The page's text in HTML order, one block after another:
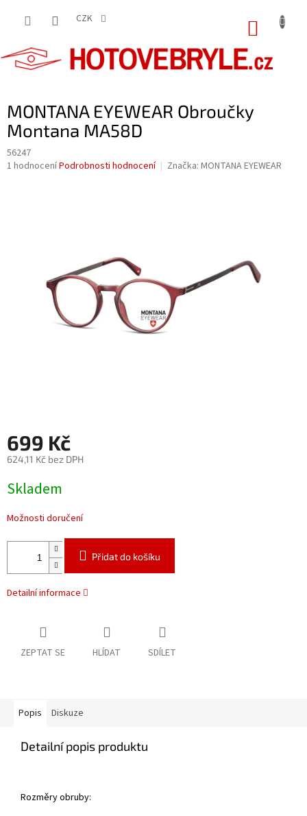
CZK
MONTANA EYEWEAR Obroučky
Montana MA58D
56247
Průměrné
1 hodnoceníPodrobnosti hodnocení Značka: MONTANA EYEWEAR
699 Kč
624,11 Kč bez DPH
cena:
Skladem
Možnosti doručení
Přidat do košíku
Detailní informace
ZEPTAT SE HLÍDAT SDÍLET
Popis Diskuze
Detailní popis produktu
Rozměry obruby: